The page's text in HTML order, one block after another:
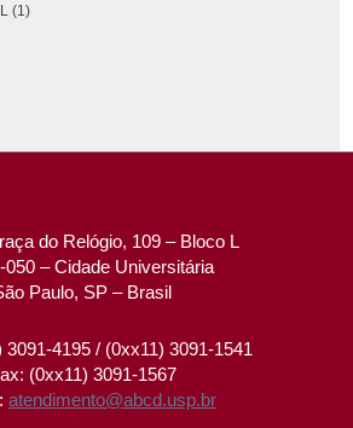
(1)
do Relógio, 109 – Bloco L
050 – Cidade Universitária
Paulo, SP – Brasil
3091-4195 / (0xx11) 3091-1541
(0xx11) 3091-1567
atendimento@abcd.usp.br